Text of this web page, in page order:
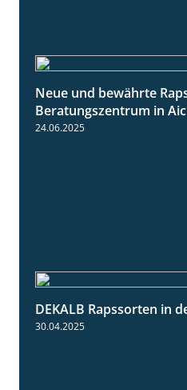
Neue und bewährte
Beratungszentrum in
24.06.2025
DEKALB Rapssorten in
30.04.2025